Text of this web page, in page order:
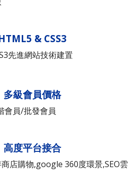
& CSS3
先進網站技術建置
多級會員價格
會員/批發會員
高度平台接合
店購物,google 360度環景,SEO雲